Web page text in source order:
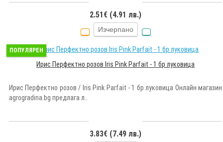
2.51€ (4.91 лв.)
Изчерпано
ПОПУЛЯРЕН
Ирис Перфектно розов Iris Pink Parfait - 1 бр луковица
Ирис Перфектно розов / Iris Pink Parfait - 1 бр луковица Онлайн магазин
agrogradina.bg предлага л..
3.83€ (7.49 лв.)